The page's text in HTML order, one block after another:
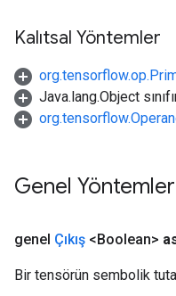
Kalıtsal Yöntemler
Java.lang.Object
Genel Yöntemler
genel Çıkış <Boolean>
Bir tensörün sembolik